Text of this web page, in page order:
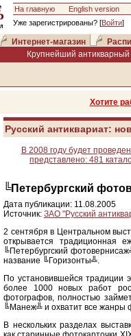
На главную English version
Уже зарегистрированы? [Войти]
Интернет-магазин
Крупнейший антикварный
Хотите
Русский антиквариат:
В 2008 году будет
представлено: 481
╚Петербургский
Дата публикации: 11.08.2005
Источник: ЗАО "Русский
2 сентября в Центральном
открывается традиционная
╚Петербургский
название ╚Горизонты╩.
По установившейся традиции
более 1000 новых работ
фотографов, полностью
╚Манеж╩ и охватит все жанры
В нескольких разделах